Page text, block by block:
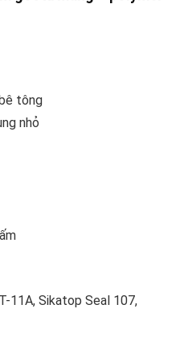
tông
nhỏ
11A, Sikatop Seal 107,